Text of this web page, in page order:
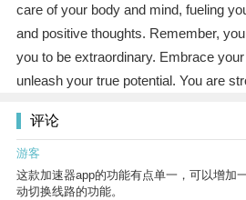
care of your body and mind, fueling
and positive thoughts. Remember,
you to be extraordinary. Embrace
unleash your true potential. You are
评论
游客
这款加速器app的功能有点单一，可以增加
动切换线路的功能。